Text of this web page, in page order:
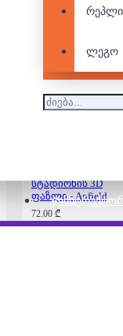
ლეგო
სტადიონის 3D
სტადიონის 3D
ფაზლი - Anfield
72.00 ₾